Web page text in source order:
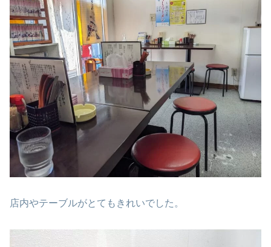
店内やテーブルがとてもきれいでした。